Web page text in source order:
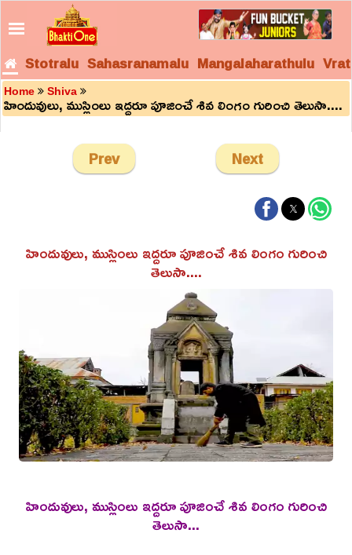
Stotralu Sahasranamalu Mangalaharathulu
Home Shiva
హిందువులు, ముస్లింలు ఇద్దరూ పూజించే శివ లింగం గురించి తెలుసా....
Prev Next
హిందువులు, ముస్లింలు ఇద్దరూ పూజించే శివ లింగం గురించి
తెలుసా....
హిందువులు, ముస్లింలు ఇద్దరూ పూజించే శివ లింగం గురించి
తెలుసా...